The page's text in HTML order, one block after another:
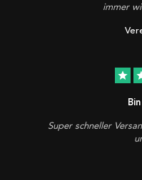
immer
star
Super schneller